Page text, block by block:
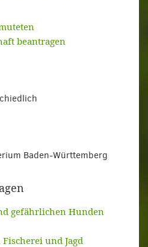
beantragen
Baden-Württemberg
gefährlichen Hunden
und Jagd